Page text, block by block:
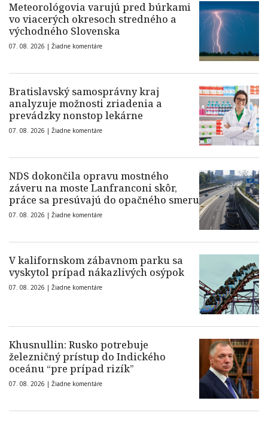
Meteorológovia varujú pred búrkami
vo viacerých okresoch stredného a
východného Slovenska
07. 08. 2026 | Žiadne komentáre
Bratislavský samosprávny kraj
analyzuje možnosti zriadenia a
prevádzky nonstop lekárne
07. 08. 2026 | Žiadne komentáre
NDS dokončila opravu mostného
záveru na moste Lanfranconi skôr,
práce sa presúvajú do opačného smeru
07. 08. 2026 | Žiadne komentáre
V kalifornskom zábavnom parku sa
vyskytol prípad nákazlivých osýpok
07. 08. 2026 | Žiadne komentáre
Khusnullin: Rusko potrebuje
železničný prístup do Indického
oceánu “pre prípad rizík”
07. 08. 2026 | Žiadne komentáre